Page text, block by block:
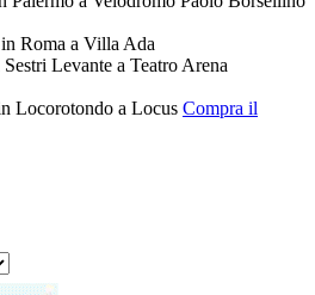
in Roma a Villa Ada
Sestri Levante a Teatro Arena
Locorotondo a Locus Compra il